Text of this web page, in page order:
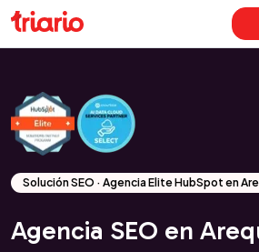
Solución SEO · Agencia Elite HubSpot en
Agencia SEO en